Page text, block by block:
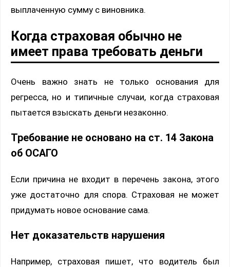
выплаченную сумму с виновника.
Когда страховая обычно не
имеет права требовать деньги
Очень важно знать не только основания для
регресса, но и типичные случаи, когда страховая
пытается взыскать деньги незаконно.
Требование не основано на ст. 14 Закона
об ОСАГО
Если причина не входит в перечень закона, этого
уже достаточно для спора. Страховая не может
придумать новое основание сама.
Нет доказательств нарушения
Например, страховая пишет, что водитель был